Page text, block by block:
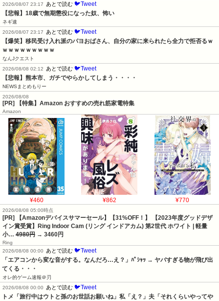
2026/08/07 23:17
あとで読む 🐦Tweet
【悲報】18歳で無期懲役になった奴、怖い
ネギ速
2026/08/07 23:17
あとで読む 🐦Tweet
【爆笑】移民受け入れ派のパヨおばさん、自分の家に来られたら全力で拒否るｗ
ｗｗｗｗｗｗｗｗｗ
なんJクエスト
2026/08/08 02:12
あとで読む 🐦Tweet
【悲報】熊本市、ガチでやらかしてしまう・・・・
NEWSまとめもりー
2026/08/08
[PR] 【特集】Amazon おすすめの売れ筋家電特集
Amazon
¥460 ¥862 ¥770
2026/08/08 05:00時点
[PR] 【Amazonデバイスサマーセール】【31%OFF！】 【2023年度グッドデザ
イン賞受賞】Ring Indoor Cam (リング インドアカム) 第2世代 ホワイト | 軽量
小… 4980円 → 3460円
Ring
2026/08/08 00:00
あとで読む 🐦Tweet
「エアコンから変な音がする。なんだろ…え？」ﾊﾟｼｬｯ → ヤバすぎる物が飛び出
てくる・・・
オレ的ゲーム速報＠刃
2026/08/08 00:00
あとで読む 🐦Tweet
トメ「旅行中はウトと孫のお世話お願いね」私「え？」夫「それくらいやってや